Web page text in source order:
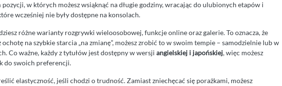
pozycji, w których możesz wsiąknąć na długie godziny, wracając do ulubionych etapów i
wcześniej nie były dostępne na konsolach.
różne warianty rozgrywki wieloosobowej, funkcje online oraz galerie. To oznacza, że
ochotę na szybkie starcia „na zmianę”, możesz zrobić to w swoim tempie – samodzielnie lub w
Co ważne, każdy z tytułów jest dostępny w wersji angielskiej i japońskiej, więc możesz
do swoich preferencji.
elastyczność, jeśli chodzi o trudność. Zamiast zniechęcać się porażkami, możesz